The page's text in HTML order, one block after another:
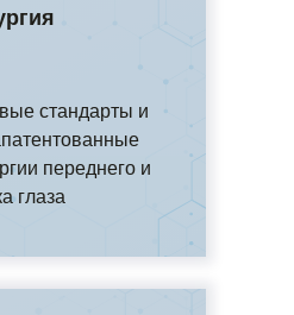
стандарты и
переднего и
глаза